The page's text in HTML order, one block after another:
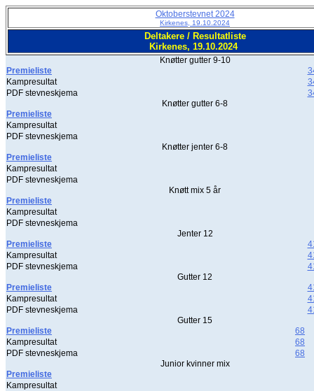
Oktoberstevnet 2024
Kirkenes, 19.10.2024
Deltakere / Resultatliste
Kirkenes, 19.10.2024
Knøtter gutter 9-10
Premieliste
Kampresultat
PDF stevneskjema
Knøtter gutter 6-8
Premieliste
Kampresultat
PDF stevneskjema
Knøtter jenter 6-8
Premieliste
Kampresultat
PDF stevneskjema
Knøtt mix 5 år
Premieliste
Kampresultat
PDF stevneskjema
Jenter 12
Premieliste
Kampresultat
PDF stevneskjema
Gutter 12
Premieliste
Kampresultat
PDF stevneskjema
Gutter 15
Premieliste
68
Kampresultat
68
PDF stevneskjema
68
Junior kvinner mix
Premieliste
Kampresultat